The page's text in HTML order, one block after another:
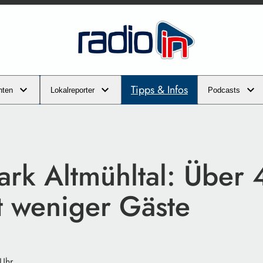
Lokalreporter Tipps & Infos Podcasts
Altmühltal: Über
weniger Gäste